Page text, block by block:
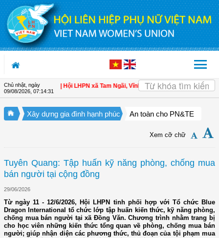
Truy cập nội dung luôn
Chủ nhật, ngày
09/08/2026, 07:14:32
cho hội viên | Hội LHPN xã Tam Ngãi, Vĩnh Long sơ kết công tác Hội và
Xây dựng gia đình hạnh phúc An toàn cho PN&TE
Xem cỡ chữ
Tuyên Quang: Tập huấn kỹ năng phòng, chống mua
bán người tại cộng đồng
29/06/2026
Từ ngày 11 - 12/6/2026, Hội LHPN tỉnh phối hợp với Tổ chức Blue
Dragon International tổ chức lớp tập huấn kiến thức, kỹ năng phòng,
chống mua bán người tại xã Đồng Văn. Chương trình nhằm trang bị
cho học viên những kiến thức tổng quan về phòng, chống mua bán
người; giúp nhận diện các phương thức, thủ đoạn của tội phạm mua